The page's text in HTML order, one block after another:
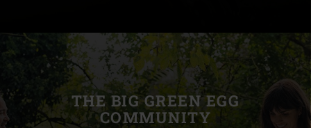
THE BIG GREEN EGG
COMMUNITY